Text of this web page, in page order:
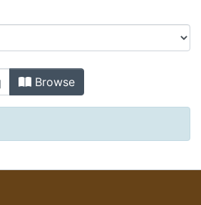
thuốc lá by Author
Browse